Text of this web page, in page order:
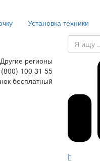
Установка техники
Другие регионы
100 31 55
бесплатный